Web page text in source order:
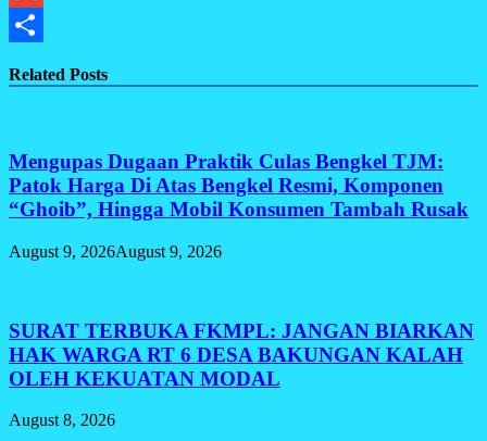
Gmail
Related Posts
Mengupas Dugaan Praktik Culas Bengkel TJM:
Patok Harga Di Atas Bengkel Resmi, Komponen
“Ghoib”, Hingga Mobil Konsumen Tambah Rusak
August 9, 2026August 9, 2026
SURAT TERBUKA FKMPL: JANGAN BIARKAN
HAK WARGA RT 6 DESA BAKUNGAN KALAH
OLEH KEKUATAN MODAL
August 8, 2026